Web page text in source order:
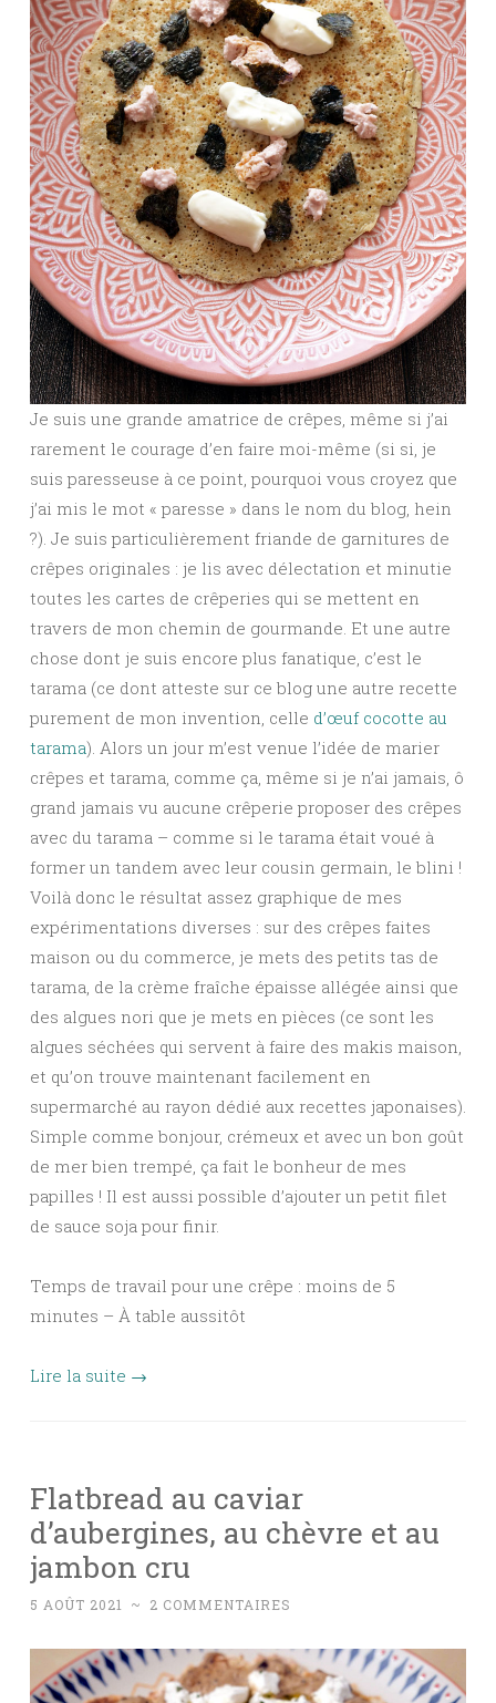
Je suis une grande amatrice de crêpes, même si j’ai
rarement le courage d’en faire moi-même (si si, je
suis paresseuse à ce point, pourquoi vous croyez que
j’ai mis le mot « paresse » dans le nom du blog, hein
?). Je suis particulièrement friande de garnitures de
crêpes originales : je lis avec délectation et minutie
toutes les cartes de crêperies qui se mettent en
travers de mon chemin de gourmande. Et une autre
chose dont je suis encore plus fanatique, c’est le
tarama (ce dont atteste sur ce blog une autre recette
purement de mon invention, celle d’œuf cocotte au
tarama). Alors un jour m’est venue l’idée de marier
crêpes et tarama, comme ça, même si je n’ai jamais, ô
grand jamais vu aucune crêperie proposer des crêpes
avec du tarama – comme si le tarama était voué à
former un tandem avec leur cousin germain, le blini !
Voilà donc le résultat assez graphique de mes
expérimentations diverses : sur des crêpes faites
maison ou du commerce, je mets des petits tas de
tarama, de la crème fraîche épaisse allégée ainsi que
des algues nori que je mets en pièces (ce sont les
algues séchées qui servent à faire des makis maison,
et qu’on trouve maintenant facilement en
supermarché au rayon dédié aux recettes japonaises).
Simple comme bonjour, crémeux et avec un bon goût
de mer bien trempé, ça fait le bonheur de mes
papilles ! Il est aussi possible d’ajouter un petit filet
de sauce soja pour finir.
Temps de travail pour une crêpe : moins de 5
minutes – À table aussitôt
Lire la suite →
Flatbread au caviar
d’aubergines, au chèvre et au
jambon cru
5 AOÛT 2021 ~ 2 COMMENTAIRES